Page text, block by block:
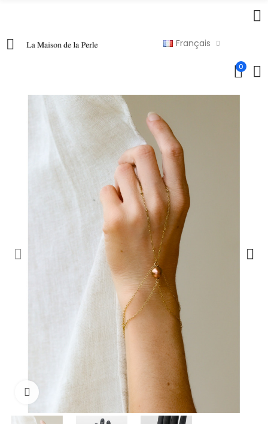
Français
0
Cliquer pour voir plus